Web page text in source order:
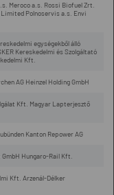
Meroco a.s. Rossi Biofuel Zrt.
Polnoservis a.s. Envi
egységekből álló
Kereskedelmi és Szolgáltató
Kft.
AG Heinzel Holding GmbH
Kft. Magyar Lapterjesztő
Kanton Repower AG
Hungaro-Rail Kft.
Kft. Arzenál-Délker